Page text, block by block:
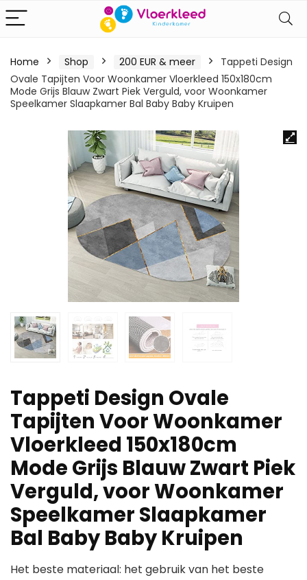
Home Shop 200 EUR & meer
Tappeti Design
Ovale Tapijten Voor Woonkamer Vloerkleed 150x180cm
Mode Grijs Blauw Zwart Piek Verguld, voor Woonkamer
Speelkamer Slaapkamer Bal Baby Baby Kruipen
Tappeti Design Ovale
Tapijten Voor Woonkamer
Vloerkleed 150x180cm
Mode Grijs Blauw Zwart Piek
Verguld, voor Woonkamer
Speelkamer Slaapkamer
Bal Baby Baby Kruipen
Het beste materiaal: het gebruik van het beste